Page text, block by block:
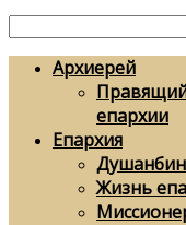
Архиерей
епархии
Епархия
Жизнь